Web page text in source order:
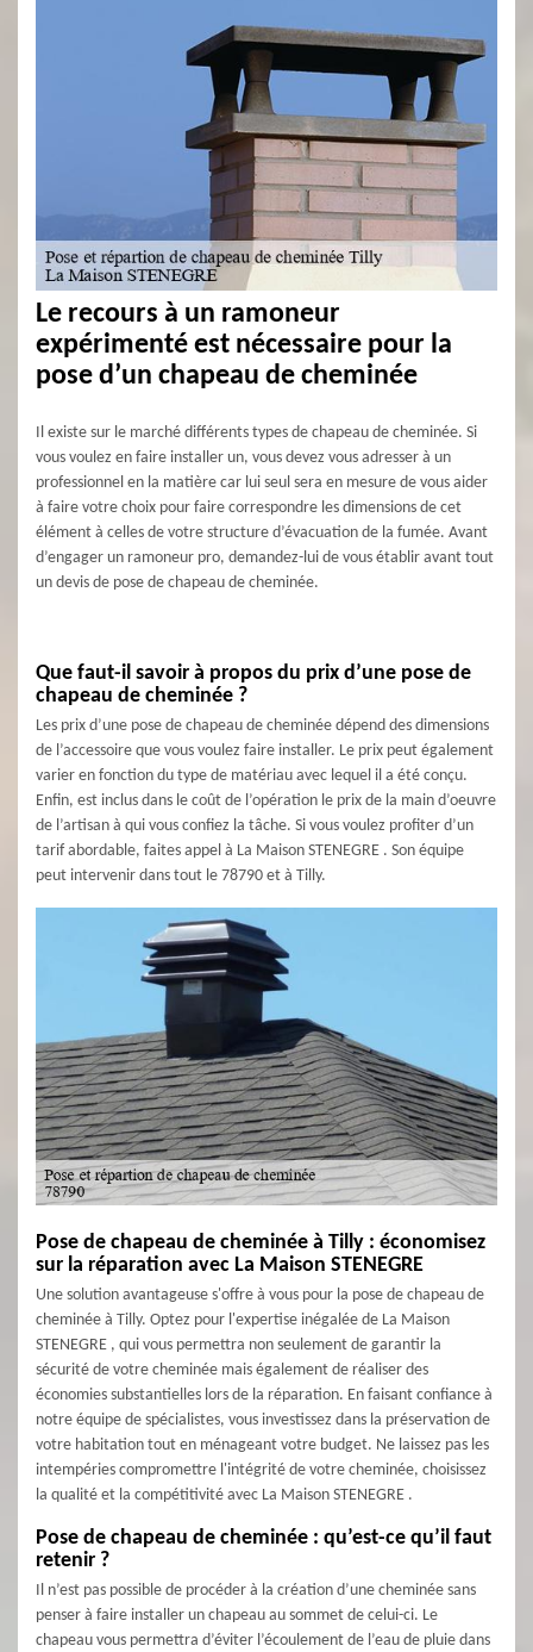
Le recours à un ramoneur
expérimenté est nécessaire pour la
pose d’un chapeau de cheminée
Il existe sur le marché différents types de chapeau de cheminée. Si
vous voulez en faire installer un, vous devez vous adresser à un
professionnel en la matière car lui seul sera en mesure de vous aider
à faire votre choix pour faire correspondre les dimensions de cet
élément à celles de votre structure d’évacuation de la fumée. Avant
d’engager un ramoneur pro, demandez-lui de vous établir avant tout
un devis de pose de chapeau de cheminée.
Que faut-il savoir à propos du prix d’une pose de
chapeau de cheminée ?
Les prix d’une pose de chapeau de cheminée dépend des dimensions
de l’accessoire que vous voulez faire installer. Le prix peut également
varier en fonction du type de matériau avec lequel il a été conçu.
Enfin, est inclus dans le coût de l’opération le prix de la main d’oeuvre
de l’artisan à qui vous confiez la tâche. Si vous voulez profiter d’un
tarif abordable, faites appel à La Maison STENEGRE . Son équipe
peut intervenir dans tout le 78790 et à Tilly.
Pose de chapeau de cheminée à Tilly : économisez
sur la réparation avec La Maison STENEGRE
Une solution avantageuse s'offre à vous pour la pose de chapeau de
cheminée à Tilly. Optez pour l'expertise inégalée de La Maison
STENEGRE , qui vous permettra non seulement de garantir la
sécurité de votre cheminée mais également de réaliser des
économies substantielles lors de la réparation. En faisant confiance à
notre équipe de spécialistes, vous investissez dans la préservation de
votre habitation tout en ménageant votre budget. Ne laissez pas les
intempéries compromettre l'intégrité de votre cheminée, choisissez
la qualité et la compétitivité avec La Maison STENEGRE .
Pose de chapeau de cheminée : qu’est-ce qu’il faut
retenir ?
Il n’est pas possible de procéder à la création d’une cheminée sans
penser à faire installer un chapeau au sommet de celui-ci. Le
chapeau vous permettra d’éviter l’écoulement de l’eau de pluie dans